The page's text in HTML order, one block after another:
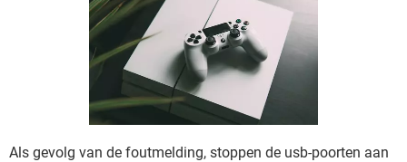
Als gevolg van de foutmelding, stoppen de usb-poorten aan